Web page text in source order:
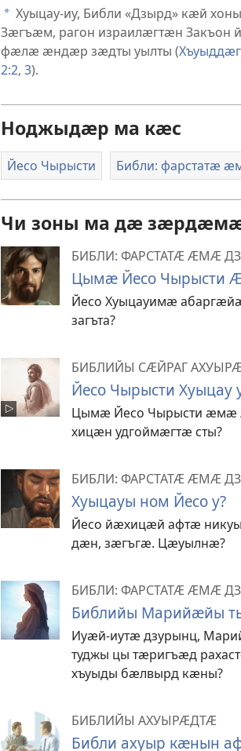
a Хуыцау-иу, Библи «Дзырд» кӕй
Зӕгъӕм, рагон израилӕгтӕн Закъон
фӕлӕ ӕндӕр зӕдты уылты (
2:2, 3).
Ноджыдӕр ма кӕс
Йесо Чырысти Библи: фарстатӕ
Чи зоны ма дӕ
БИБЛИ: ФАРСТАТӔ ӔМӔ
Цымӕ Йесо Чырысти
Йесо Хуыцауимӕ
загъта?
БИБЛИЙЫ СӔЙРАГ
Йесо Чырысти Хуыцау
Цымӕ Йесо Чырысти ӕмӕ
хицӕн удгоймӕгтӕ сты?
БИБЛИ: ФАРСТАТӔ ӔМӔ
Хуыцауы ном Йесо у?
Йесо йӕхицӕй афтӕ
дӕн, зӕгъгӕ. Цӕуылнӕ?
БИБЛИ: ФАРСТАТӔ ӔМӔ
Библийы Марийӕйы
Иуӕй-иутӕ дзурынц,
туджы цы тӕригъӕд
хъуыды бӕлвырд кӕны?
БИБЛИЙЫ АХУЫРӔДТӔ
Библи ахуыр кӕнын